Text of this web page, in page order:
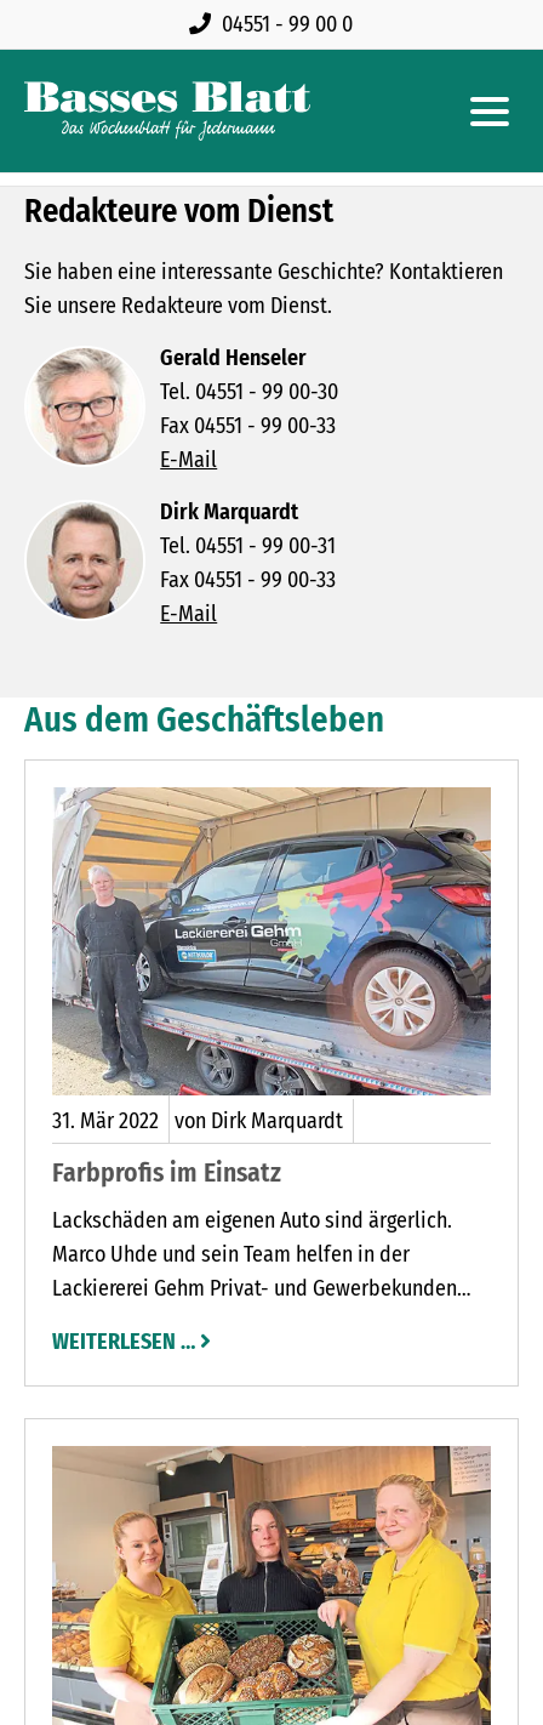
04551 - 99 00 0
Redakteure vom Dienst
Sie haben eine interessante Geschichte? Kontaktieren
Sie unsere Redakteure vom Dienst.
Gerald Henseler
Tel. 04551 - 99 00-30
Fax 04551 - 99 00-33
E-Mail
Dirk Marquardt
Tel. 04551 - 99 00-31
Fax 04551 - 99 00-33
E-Mail
Aus dem Geschäftsleben
31. Mär2022 von Dirk Marquardt
Farbprofis im Einsatz
Lackschäden am eigenen Auto sind ärgerlich.
Marco Uhde und sein Team helfen in der
Lackiererei Gehm Privat- und Gewerbekunden
Schäden am Fahrzeug zu beseitigen.
WEITERLESEN …